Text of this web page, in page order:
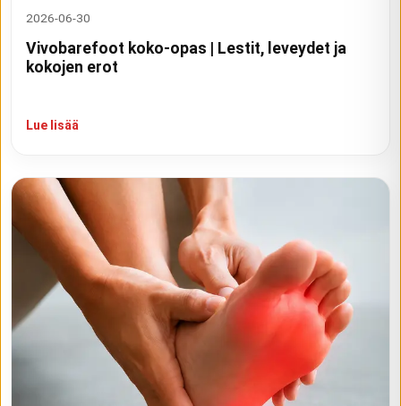
2026-06-30
Vivobarefoot koko-opas | Lestit, leveydet ja
kokojen erot
Lue lisää